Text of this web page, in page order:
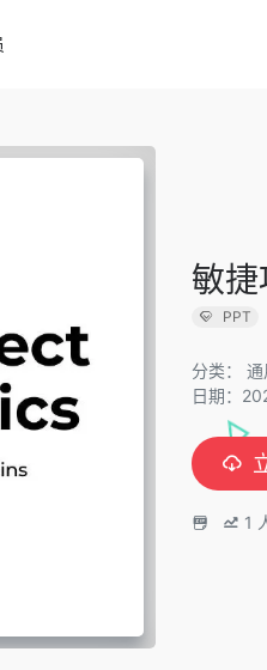
敏
PPT
分类： 通
日期：
1